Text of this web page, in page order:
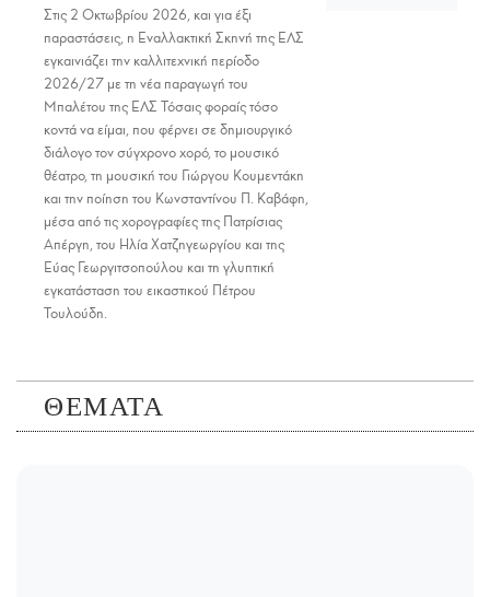
Στις 2 Οκτωβρίου 2026, και για έξι
παραστάσεις, η Εναλλακτική Σκηνή της ΕΛΣ
εγκαινιάζει την καλλιτεχνική περίοδο
2026/27 με τη νέα παραγωγή του
Μπαλέτου της ΕΛΣ Τόσαις φοραίς τόσο
κοντά να είμαι, που φέρνει σε δημιουργικό
διάλογο τον σύγχρονο χορό, το μουσικό
θέατρο, τη μουσική του Γιώργου Κουμεντάκη
και την ποίηση του Κωνσταντίνου Π. Καβάφη,
μέσα από τις χορογραφίες της Πατρίσιας
Απέργη, του Ηλία Χατζηγεωργίου και της
Εύας Γεωργιτσοπούλου και τη γλυπτική
εγκατάσταση του εικαστικού Πέτρου
Τουλούδη.
ΘΕΜΑΤΑ